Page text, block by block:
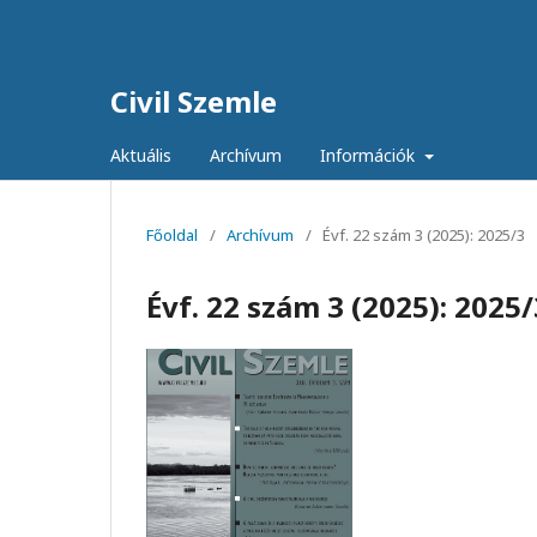
Civil Szemle
Aktuális Archívum Információk
Főoldal / Archívum / Évf. 22 szám 3 (2025): 2025/3
Évf. 22 szám 3 (2025):